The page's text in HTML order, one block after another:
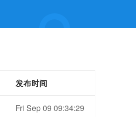
发布时间
Fri Sep 09 09:34:29